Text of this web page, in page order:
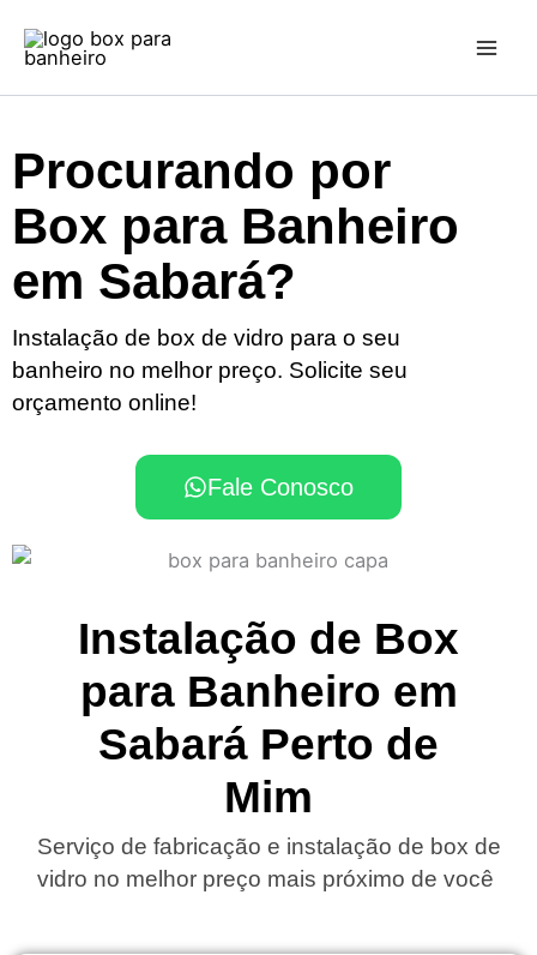
para
Procurando por
Box para Banheiro
em Sabará?
Instalação de box de vidro para o seu
banheiro no melhor preço. Solicite seu
orçamento online!
Fale Conosco
Instalação de Box
para Banheiro em
Sabará Perto de
Mim
Serviço de fabricação e instalação de box de
vidro no melhor preço mais próximo de você